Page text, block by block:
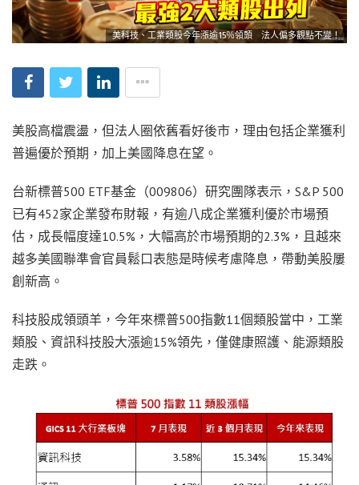
美科技、工業類股今年漲逾15％領頭 法人偏多觀點不變！
美股高檔震盪，但法人圈依舊看好後市，理由包括企業獲利
普遍優於預期，加上美國降息在望。
台新標普500 ETF基金（009806）研究團隊表示，S&P 500
已有452家企業發布財報，有逾八成企業獲利優於市場預
估，成長幅度達10.5%，大幅高於市場預期的2.3%，且越來
越多美國聯準會官員鬆口表態是時候考慮降息，帶動美股屢
創新高。
科技股成領頭羊，今年來標普500指數11個類股當中，工業
類股、資訊科技股大漲逾15%領先，僅健康照護、能源類股
走跌。